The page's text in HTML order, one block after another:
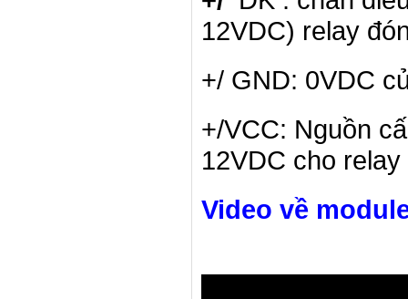
12VDC) relay
+/ GND: 0VDC
+/VCC: Nguồn
12VDC cho
Video về